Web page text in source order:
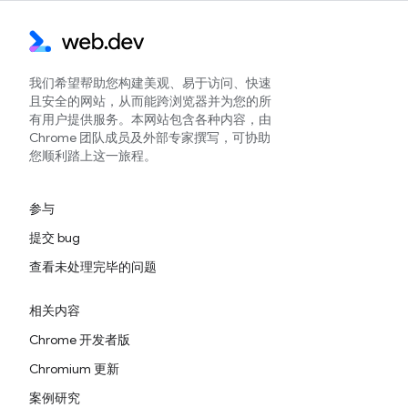
我们希望帮助您构建美观、易于访问、快速
且安全的网站，从而能跨浏览器并为您的所
有用户提供服务。本网站包含各种内容，由
Chrome 团队成员及外部专家撰写，可协助
您顺利踏上这一旅程。
参与
提交 bug
查看未处理完毕的问题
相关内容
Chrome 开发者版
Chromium 更新
案例研究